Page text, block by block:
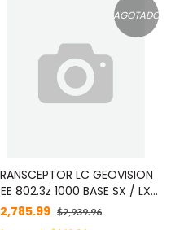
AGOTADO
LC GEOVISION
802.3z 1000 BASE SX / LX
COMPATIBLE CON
SWITCH DE OTRA MARCA
$2,939.96